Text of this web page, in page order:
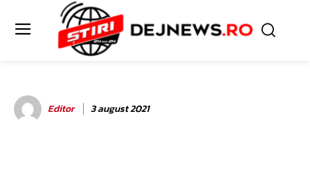
Editor 3 august 2021